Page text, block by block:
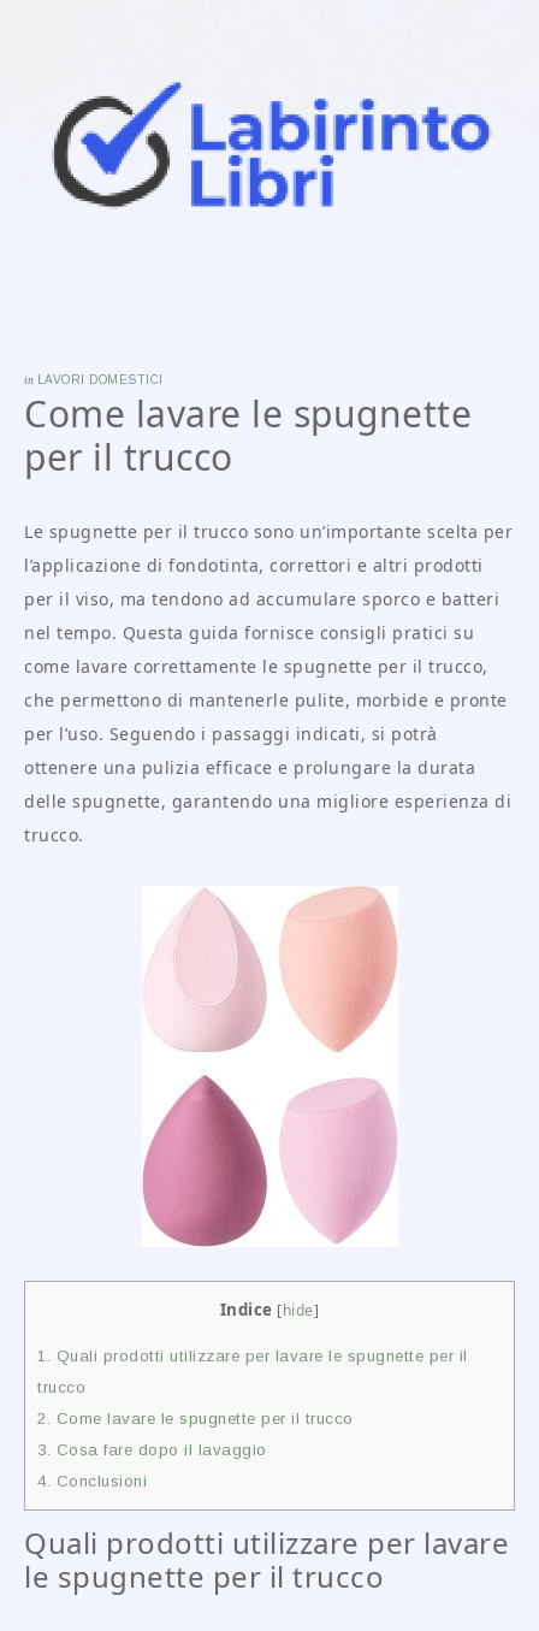
in LAVORI DOMESTICI
Come lavare le spugnette
per il trucco
Le spugnette per il trucco sono un’importante scelta per
l’applicazione di fondotinta, correttori e altri prodotti
per il viso, ma tendono ad accumulare sporco e batteri
nel tempo. Questa guida fornisce consigli pratici su
come lavare correttamente le spugnette per il trucco,
che permettono di mantenerle pulite, morbide e pronte
per l’uso. Seguendo i passaggi indicati, si potrà
ottenere una pulizia efficace e prolungare la durata
delle spugnette, garantendo una migliore esperienza di
trucco.
Indice [hide]
1. Quali prodotti utilizzare per lavare le spugnette per il
trucco
2. Come lavare le spugnette per il trucco
3. Cosa fare dopo il lavaggio
4. Conclusioni
Quali prodotti utilizzare per lavare
le spugnette per il trucco